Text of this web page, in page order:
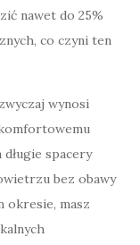
nawet do 25%
co czyni ten
wynosi
spacery
bez obawy
okresie, masz